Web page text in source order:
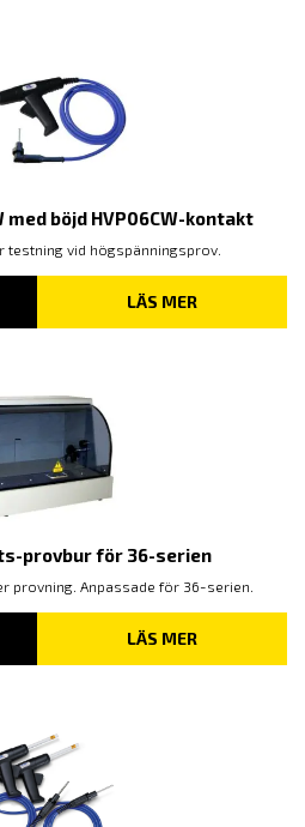
med böjd HVP06CW-kontakt
vid högspänningsprov.
LÄS MER
provbur för 36-serien
provning. Anpassade för 36-serien.
LÄS MER